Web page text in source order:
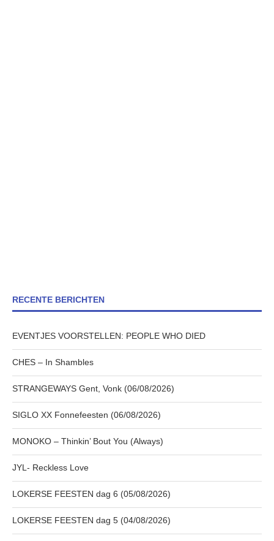
RECENTE BERICHTEN
EVENTJES VOORSTELLEN: PEOPLE WHO DIED
CHES – In Shambles
STRANGEWAYS Gent, Vonk (06/08/2026)
SIGLO XX Fonnefeesten (06/08/2026)
MONOKO – Thinkin’ Bout You (Always)
JYL- Reckless Love
LOKERSE FEESTEN dag 6 (05/08/2026)
LOKERSE FEESTEN dag 5 (04/08/2026)